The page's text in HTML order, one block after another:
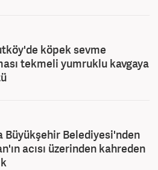
köpek sevme
tekmeli yumruklu kavgaya
Büyükşehir Belediyesi'nden
acısı üzerinden kahreden